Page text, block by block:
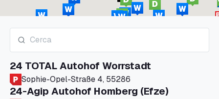
24 TOTAL Autohof Worrstadt
Sophie-Opel-Straße 4, 55286
24-Agip Autohof Homberg (Efze)